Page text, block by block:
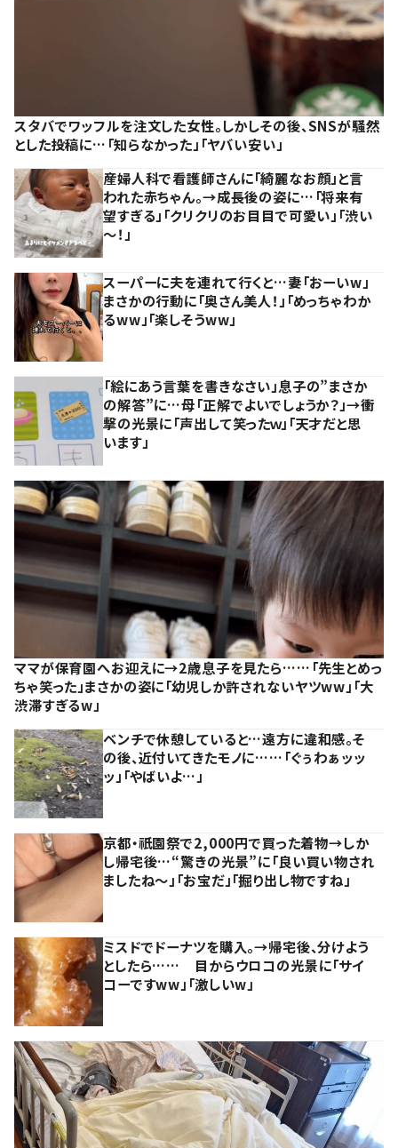
スタバでワッフルを注文した女性。しかしその後、SNSが騒然
とした投稿に…「知らなかった」「ヤバい安い」
産婦人科で看護師さんに「綺麗なお顔」と言
われた赤ちゃん。→成長後の姿に…「将来有
望すぎる」「クリクリのお目目で可愛い」「渋い
～！」
スーパーに夫を連れて行くと…妻「おーいw」
まさかの行動に「奥さん美人！」「めっちゃわか
るww」「楽しそうww」
「絵にあう言葉を書きなさい」息子の”まさか
の解答”に…母「正解でよいでしょうか？」→衝
撃の光景に「声出して笑ったｗ」「天才だと思
います」
ママが保育園へお迎えに→2歳息子を見たら……「先生とめっ
ちゃ笑った」まさかの姿に「幼児しか許されないヤツww」「大
渋滞すぎるw」
ベンチで休憩していると…遠方に違和感。そ
の後、近付いてきたモノに……「ぐぅわぁッッ
ッ」「やばいよ…」
京都・祇園祭で2,000円で買った着物→しか
し帰宅後…“驚きの光景”に「良い買い物され
ましたね～」「お宝だ」「掘り出し物ですね」
ミスドでドーナツを購入。→帰宅後、分けよう
としたら…… 目からウロコの光景に「サイ
コーですww」「激しいw」